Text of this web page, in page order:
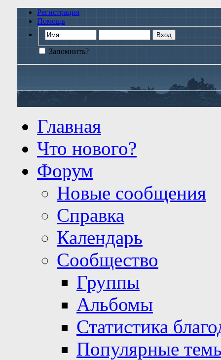
Регистрация
Помощь
Запомнить?
Главная
Что нового?
Форум
Новые сообщения
Справка
Календарь
Сообщество
Группы
Альбомы
Статистика
Популярные